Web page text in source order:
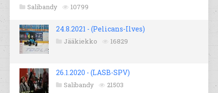
Salibandy 10799
24.8.2021 - (Pelicans-Ilves)
Jääkiekko 16829
26.1.2020 - (LASB-SPV)
Salibandy 21503